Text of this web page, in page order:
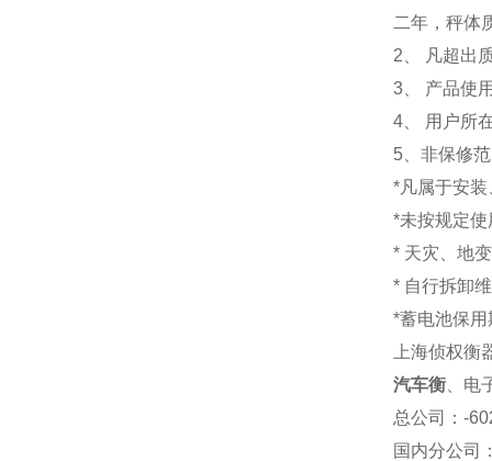
二年，秤体
2、 凡超出
3、 产品使
4、 用户所
5、非保修
*凡属于安
*未按规定
* 天灾、地
* 自行拆卸
*蓄电池保用
上海侦权
汽车衡 、
总公司
：-
国内分公司